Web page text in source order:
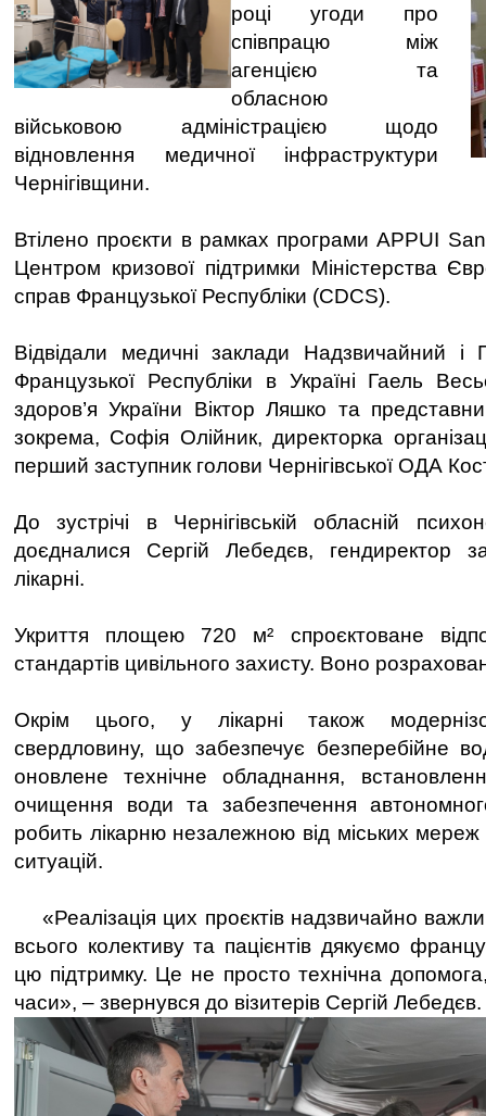
році угоди про
співпрацю між
агенцією та
обласною
військовою адміністрацією щодо
відновлення медичної інфраструктури
Чернігівщини.
Втілено проєкти в рамках програми APPUI
Центром кризової підтримки Міністерства
справ Французької Республіки (CDCS).
Відвідали медичні заклади Надзвичайний
Французької Республіки в Україні Гаель
здоров’я України Віктор Ляшко та
зокрема, Софія Олійник, директорка
перший заступник голови Чернігівської ОДА
До зустрічі в Чернігівській обласній
доєдналися Сергій Лебедєв, гендиректор
лікарні.
Укриття площею 720 м² спроєктоване
стандартів цивільного захисту. Воно
Окрім цього, у лікарні також
свердловину, що забезпечує безперебійне
оновлене технічне обладнання,
очищення води та забезпечення
робить лікарню незалежною від міських мереж
ситуацій.
«Реалізація цих проєктів надзвичайно
всього колективу та пацієнтів дякуємо
цю підтримку. Це не просто технічна
часи», – звернувся до візитерів Сергій Лебедєв.